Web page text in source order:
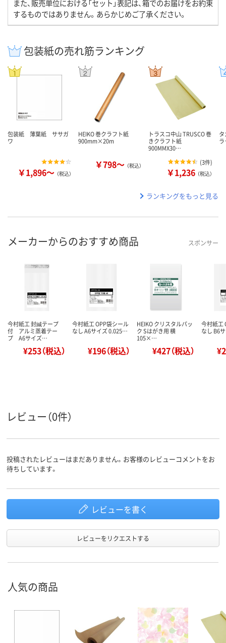
また、販売単位における「セット」表記は、箱でのお届けをお約束
するものではありません。あらかじめご了承ください。
包装紙の売れ筋ランキング
包装紙 薄葉紙 ササガ
ワ
￥1,896～ （税込）
HEIKO 巻クラフト紙
900mm×20m
￥798～ （税込）
トラスコ中山 TRUSCO 巻
きクラフト紙
900MMX30…
(3件)
￥1,236 （税込）
ランキングをもっと見る
メーカーからのおすすめ商品 スポンサー
今村紙工 封緘テープ
付 アルミ蒸着テー
プ A6サイズ…
¥253（税込）
今村紙工 OPP袋シール
なし A6サイズ 0.025…
¥196（税込）
HEIKO クリスタルパッ
ク Sはがき用 横
105×…
¥427（税込）
今村紙工
なし B6
レビュー（0件）
投稿されたレビューはまだありません。お客様のレビューコメントをお
待ちしています。
レビューを書く
レビューをリクエストする
人気の商品